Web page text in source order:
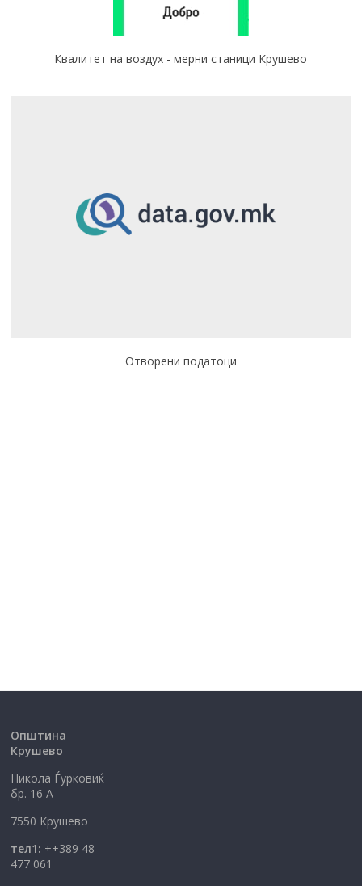
Квалитет на воздух - мерни станици Крушево
Отворени податоци
Општина
Крушево
Никола Ѓурковиќ
бр. 16 А
7550 Крушево
тел1: ++389 48
477 061